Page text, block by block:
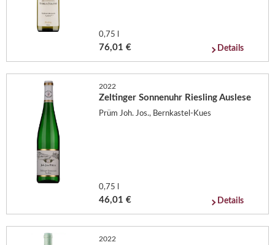
0,75 l
76,01 € Details
2022
Zeltinger Sonnenuhr Riesling Auslese
Prüm Joh. Jos., Bernkastel-Kues
0,75 l
46,01 € Details
2022